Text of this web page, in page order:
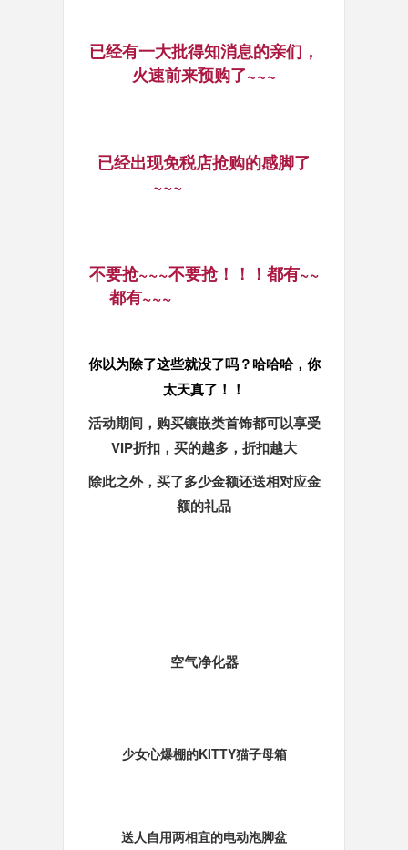
已经有一大批得知消息的亲们，
火速前来预购了~~~
已经出现免税店抢购的感脚了
~~~
不要抢~~~不要抢！！！都有~~
都有~~~
你以为除了这些就没了吗？哈哈哈，你
太天真了！！
活动期间，购买镶嵌类首饰都可以享受
VIP折扣，买的越多，折扣越大
除此之外，买了多少金额还送相对应金
额的礼品
空气净化器
少女心爆棚的KITTY猫子母箱
送人自用两相宜的电动泡脚盆